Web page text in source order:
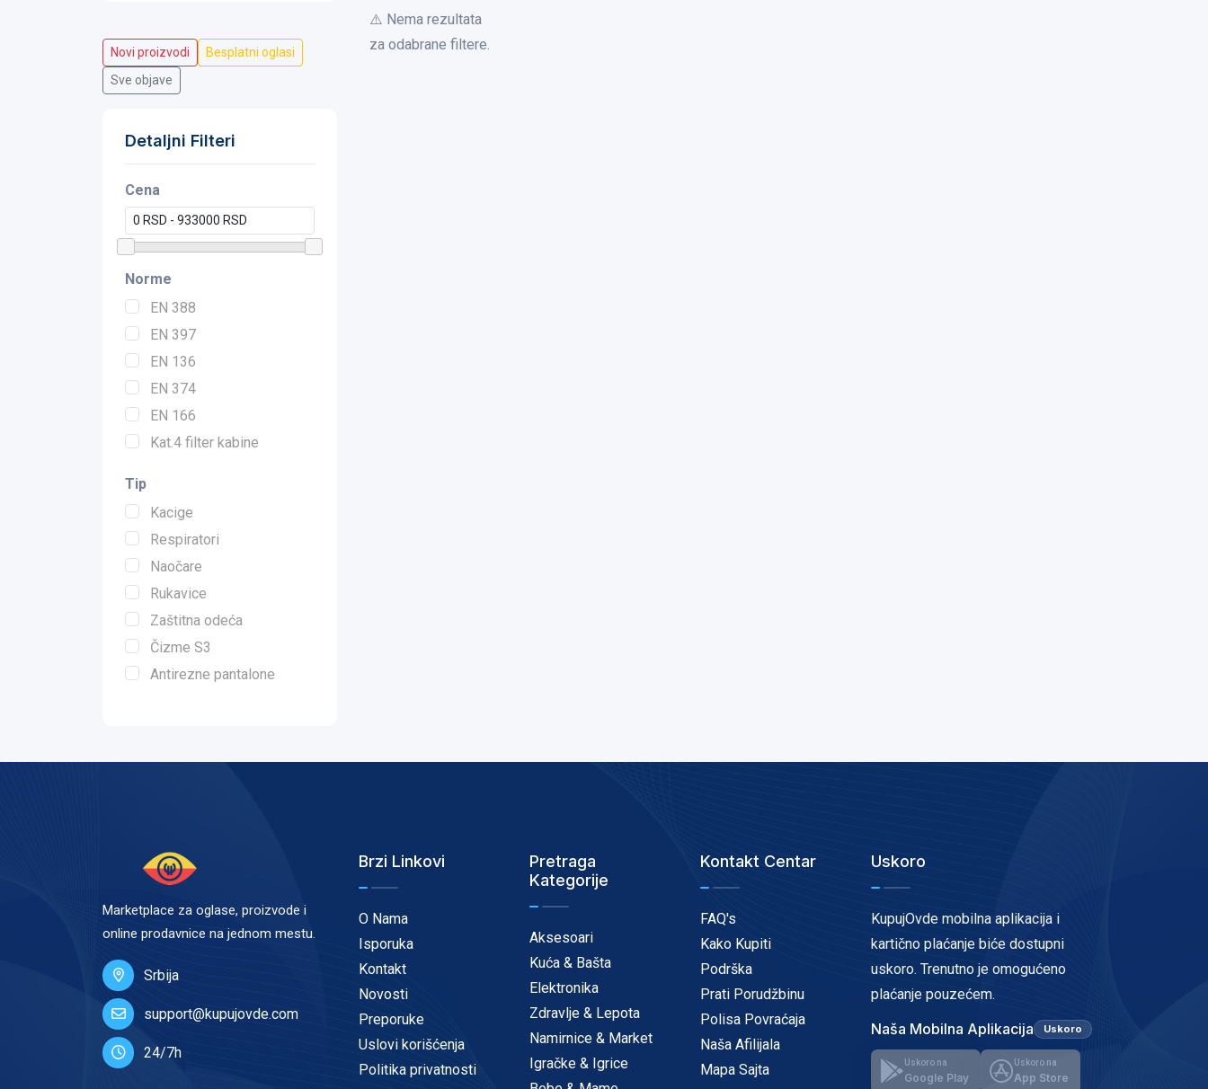
Novi proizvodi
Besplatni oglasi
Sve objave
Detaljni Filteri
Cena
Norme
EN 388
EN 397
EN 136
EN 374
EN 166
Kat.4 filter kabine
Tip
Kacige
Respiratori
Naočare
Rukavice
Zaštitna odeća
Čizme S3
Antirezne pantalone
⚠️ Nema rezultata
za odabrane filtere.
Marketplace za oglase, proizvode i
online prodavnice na jednom mestu.
Srbija
support@kupujovde.com
24/7h
Brzi Linkovi
O Nama
Isporuka
Kontakt
Novosti
Preporuke
Uslovi korišćenja
Politika privatnosti
Pretraga
Kategorije
Aksesoari
Kuća & Bašta
Elektronika
Zdravlje & Lepota
Namirnice & Market
Igračke & Igrice
Kontakt Centar
FAQ's
Kako Kupiti
Podrška
Prati Porudžbinu
Polisa Povraćaja
Naša Afilijala
Mapa Sajta
Uskoro
KupujOvde mobilna aplikacija i
kartično plaćanje biće dostupni
uskoro. Trenutno je omogućeno
plaćanje pouzećem.
Naša Mobilna Aplikacija Uskoro
Uskoro na
Google Play
Uskoro na
App Store